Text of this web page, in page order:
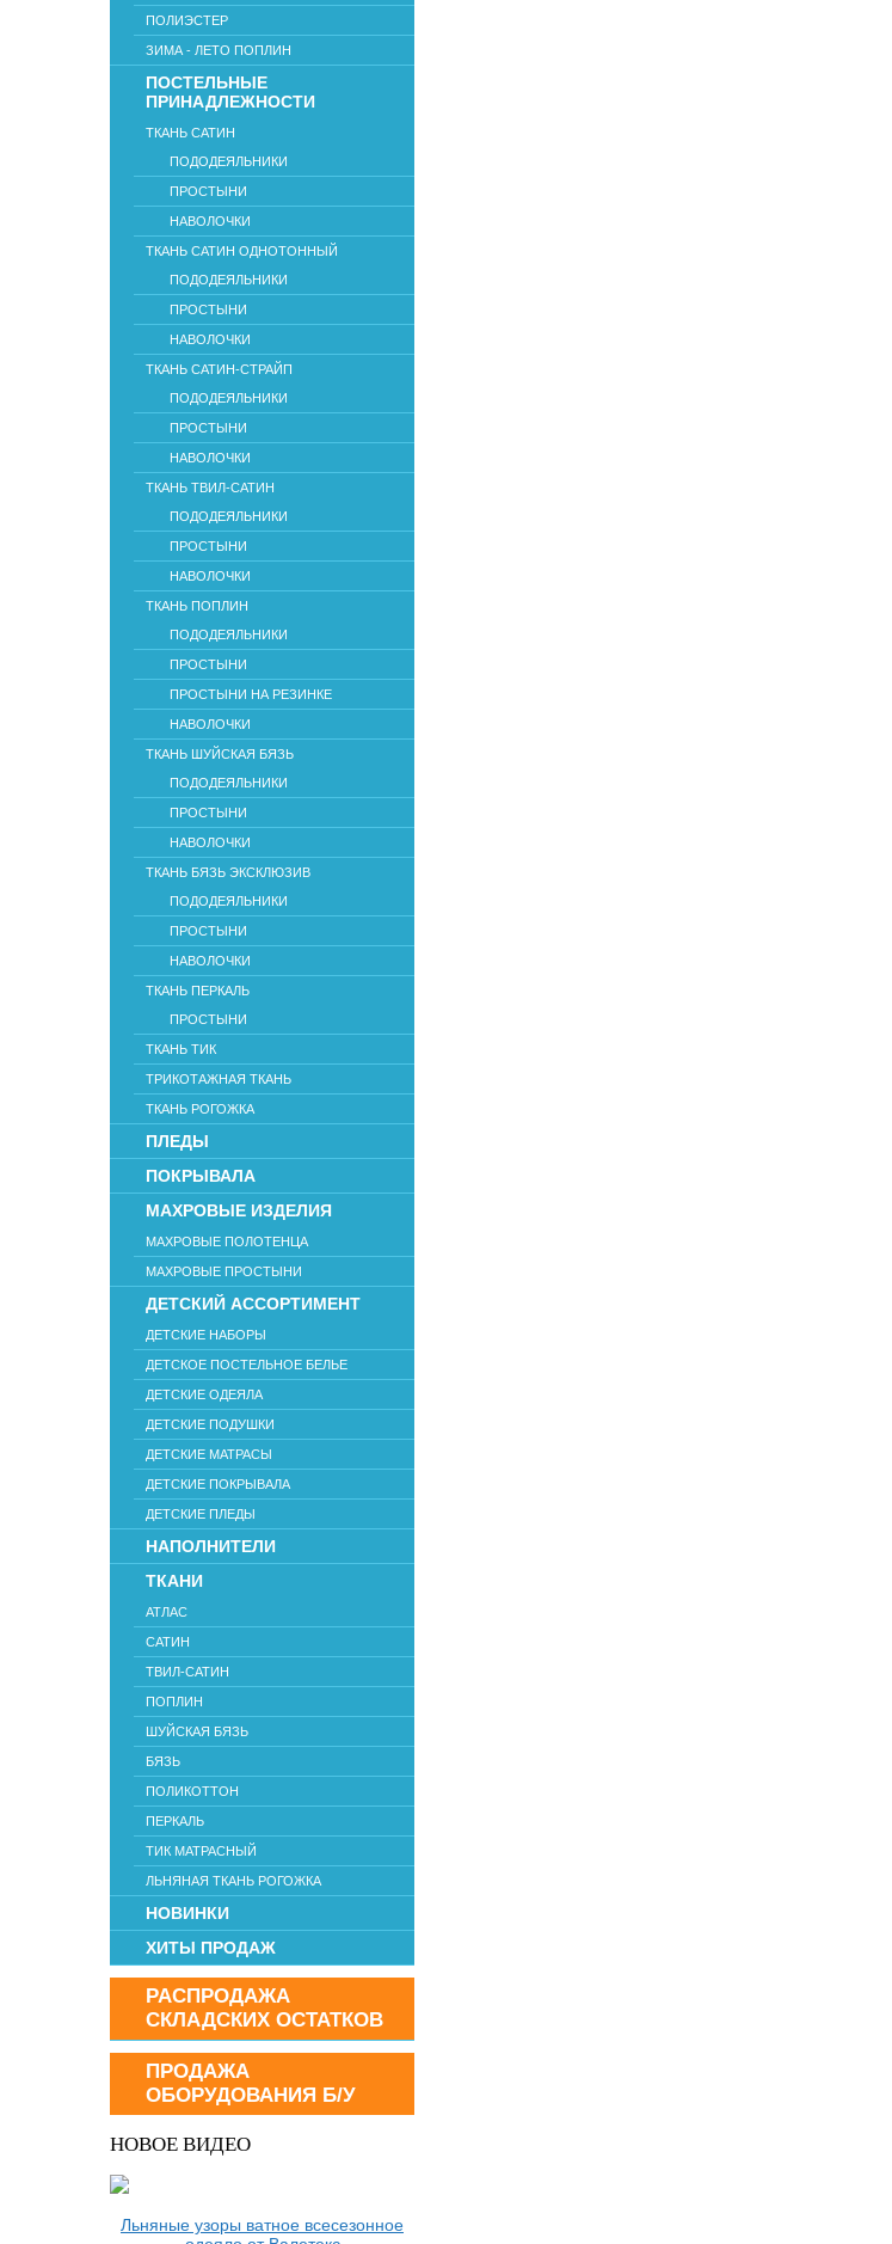
ПОЛИЭСТЕР
ЗИМА - ЛЕТО ПОПЛИН
ПОСТЕЛЬНЫЕ
ПРИНАДЛЕЖНОСТИ
ТКАНЬ САТИН
ПОДОДЕЯЛЬНИКИ
ПРОСТЫНИ
НАВОЛОЧКИ
ТКАНЬ САТИН ОДНОТОННЫЙ
ПОДОДЕЯЛЬНИКИ
ПРОСТЫНИ
НАВОЛОЧКИ
ТКАНЬ САТИН-СТРАЙП
ПОДОДЕЯЛЬНИКИ
ПРОСТЫНИ
НАВОЛОЧКИ
ТКАНЬ ТВИЛ-САТИН
ПОДОДЕЯЛЬНИКИ
ПРОСТЫНИ
НАВОЛОЧКИ
ТКАНЬ ПОПЛИН
ПОДОДЕЯЛЬНИКИ
ПРОСТЫНИ
ПРОСТЫНИ НА РЕЗИНКЕ
НАВОЛОЧКИ
ТКАНЬ ШУЙСКАЯ БЯЗЬ
ПОДОДЕЯЛЬНИКИ
ПРОСТЫНИ
НАВОЛОЧКИ
ТКАНЬ БЯЗЬ ЭКСКЛЮЗИВ
ПОДОДЕЯЛЬНИКИ
ПРОСТЫНИ
НАВОЛОЧКИ
ТКАНЬ ПЕРКАЛЬ
ПРОСТЫНИ
ТКАНЬ ТИК
ТРИКОТАЖНАЯ ТКАНЬ
ТКАНЬ РОГОЖКА
ПЛЕДЫ
ПОКРЫВАЛА
МАХРОВЫЕ ИЗДЕЛИЯ
МАХРОВЫЕ ПОЛОТЕНЦА
МАХРОВЫЕ ПРОСТЫНИ
ДЕТСКИЙ АССОРТИМЕНТ
ДЕТСКИЕ НАБОРЫ
ДЕТСКОЕ ПОСТЕЛЬНОЕ БЕЛЬЕ
ДЕТСКИЕ ОДЕЯЛА
ДЕТСКИЕ ПОДУШКИ
ДЕТСКИЕ МАТРАСЫ
ДЕТСКИЕ ПОКРЫВАЛА
ДЕТСКИЕ ПЛЕДЫ
НАПОЛНИТЕЛИ
ТКАНИ
АТЛАС
САТИН
ТВИЛ-САТИН
ПОПЛИН
ШУЙСКАЯ БЯЗЬ
БЯЗЬ
ПОЛИКОТТОН
ПЕРКАЛЬ
ТИК МАТРАСНЫЙ
ЛЬНЯНАЯ ТКАНЬ РОГОЖКА
НОВИНКИ
ХИТЫ ПРОДАЖ
РАСПРОДАЖА
СКЛАДСКИХ ОСТАТКОВ
ПРОДАЖА
ОБОРУДОВАНИЯ Б/У
НОВОЕ ВИДЕО
Льняные узоры ватное всесезонное